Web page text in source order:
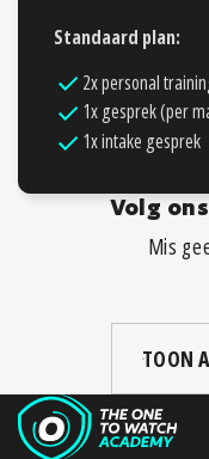
Standaard plan:
2x personal
1x gesprek (per
1x intake gesprek
Volg
Mis
TOON